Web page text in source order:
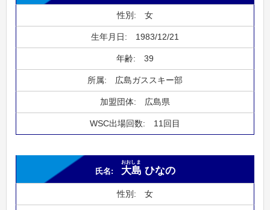
女
1983/12/21
39
広島ガススキー部
広島県
11回目
大島
おおしま
ひなの
女